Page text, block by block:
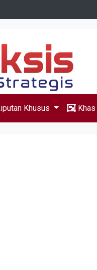
Khusus Khas